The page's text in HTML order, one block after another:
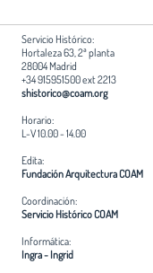
Servicio Histórico:
Hortaleza 63, 2ª planta
28004 Madrid
+34 915951500 ext 2213
shistorico@coam.org
Horario:
L-V 10.00 - 14.00
Edita:
Fundación Arquitectura COAM
Coordinación:
Servicio Histórico COAM
Informática:
Ingra - Ingrid